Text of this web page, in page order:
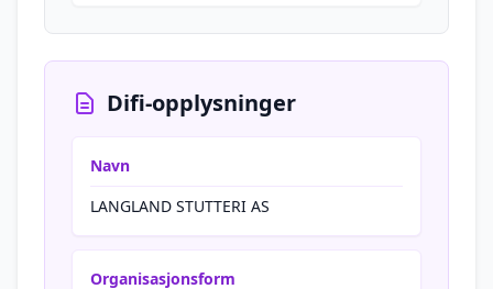
Difi-opplysninger
Navn
LANGLAND STUTTERI AS
Organisasjonsform